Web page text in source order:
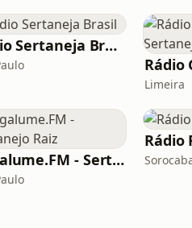
Rádio Sertaneja Brasil
Limeira
Vagalume.FM - Sertanejo Raiz